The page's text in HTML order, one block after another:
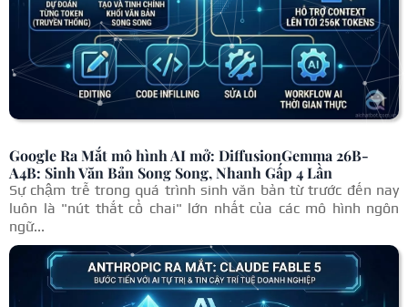
Google Ra Mắt mô hình AI mở: DiffusionGemma 26B-
A4B: Sinh Văn Bản Song Song, Nhanh Gấp 4 Lần
Sự chậm trễ trong quá trình sinh văn bản từ trước đến nay
luôn là "nút thắt cổ chai" lớn nhất của các mô hình ngôn
ngữ...